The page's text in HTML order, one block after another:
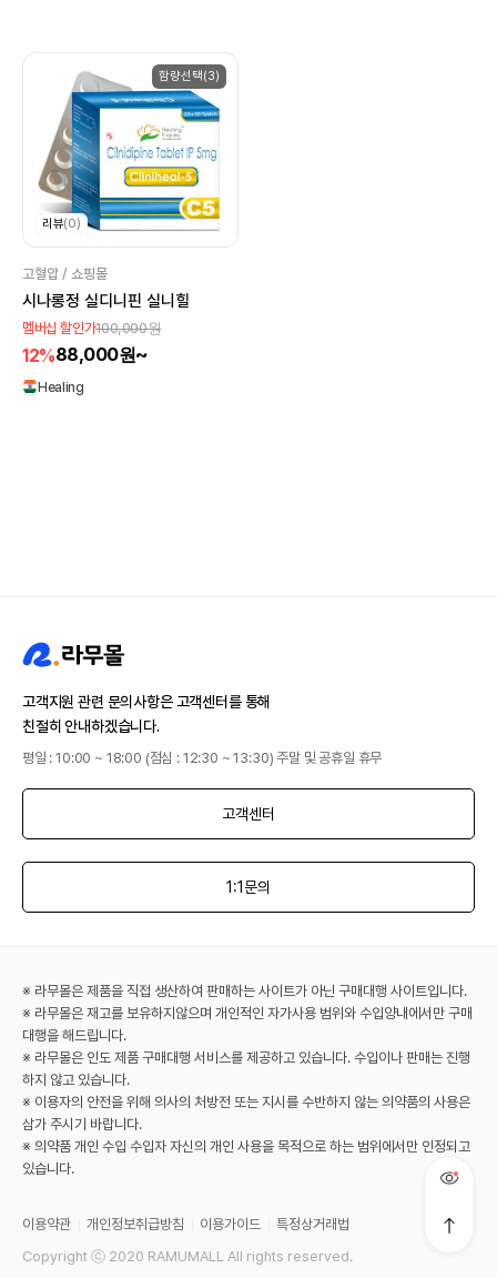
함량선택(3)
리뷰(0)
고혈압 / 쇼핑몰
시나롱정 실디니핀 실니힐
멤버십 할인가100,000원
12%88,000원~
Healing
고객지원 관련 문의사항은 고객센터를 통해
친절히 안내하겠습니다.
평일 : 10:00 ~ 18:00 (점심 : 12:30 ~ 13:30) 주말 및 공휴일 휴무
고객센터
1:1문의
※ 라무몰은 제품을 직접 생산하여 판매하는 사이트가 아닌 구매대행 사이트입니다.
※ 라무몰은 재고를 보유하지않으며 개인적인 자가사용 범위와 수입양내에서만 구매
대행을 해드립니다.
※ 라무몰은 인도 제품 구매대행 서비스를 제공하고 있습니다. 수입이나 판매는 진행
하지 않고 있습니다.
※ 이용자의 안전을 위해 의사의 처방전 또는 지시를 수반하지 않는 의약품의 사용은
삼가 주시기 바랍니다.
※ 의약품 개인 수입 수입자 자신의 개인 사용을 목적으로 하는 범위에서만 인정되고
있습니다.
이용약관 개인정보취급방침 이용가이드
특정상거래법
Copyright ⓒ 2020 RAMUMALL All rights reserved.